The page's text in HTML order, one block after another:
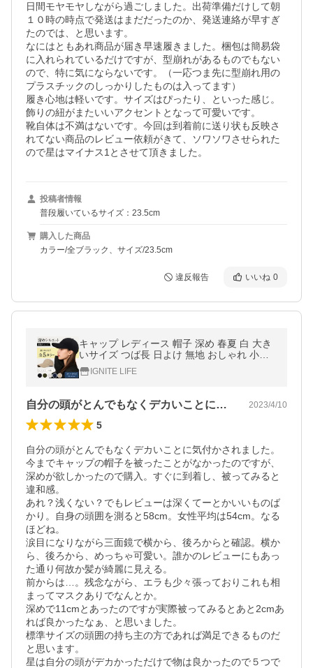
日間モヤモヤしながら過ごしました。出荷準備だけして朝
１０時の時点で発送はまだだったのか、発送連絡が早すぎ
たのでは、と思います。
なにはともあれ商品が届き早速履きました。梱包は簡易袋
に入れられているだけですが、型崩れがあるものでもない
ので、特に気にならないです。（一応つま先に型崩れ用の
プラスチックのしっかりしたものは入ってます）
履き心地は軽いです。サイズはぴったり、といった感じ。
飾りの紐がまたいいアクセントとなって可愛いです。
靴自体は不満はないです。今回は到着前に送り状も反映さ
れてない商品のレビュー依頼がきて、ソワソワさせられた
ので星はマイナス1とさせて頂きました。
投稿者情報
普段履いているサイズ：23.5cm
購入した商品
カラー/全ブラック、サイズ/23.5cm
違反報告 いいね 0
キャップ レディース 帽子 深め 春夏 白 大き
いサイズ つば長 日よけ 無地 おしゃれ 小顔
ユニセックス お出掛け
IGNITE LIFE
自分の頭がとんでもなくデカいことに気付… 2023/4/10
5
自分の頭がとんでもなくデカいことに気付かされました。
今までキャップの帽子を被ったことがなかったのですが、
深めが欲しかったので購入。すぐに到着し、被ってみると
違和感。
あれ？浅くない？でもレビューは深くてーとかいいものば
かり。自身の頭囲を測ると58cm。女性平均は54cm。なる
ほどね。
涙目になりながら三面鏡で横から、後ろからと確認。横か
ら、後ろから、めっちゃ可愛い。誰かのレビューにもあっ
た通り何故か髪が綺麗に見える。
前からは…。残念ながら、エラも少々張っておりこれも相
まってマスクありでなんとか。
深めで11cmとあったのですが実際被ってみるとあと2cmあ
れば良かったなぁ、と思いました。
標準サイズの頭囲の持ち主の方であれば満足できるものだ
と思います。
星は自分の頭がデカかっただけで物は良かったので５つで